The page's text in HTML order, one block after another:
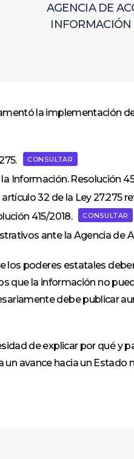
AGENCIA DE
la implementación
CONSULTAR
Información. Resolución
32 de la Ley 27.275
415/2018. CONSULTAR
ante la Agencia de
los poderes estatales
que la información no
debe publicar
de explicar por qué y
avance hacia un